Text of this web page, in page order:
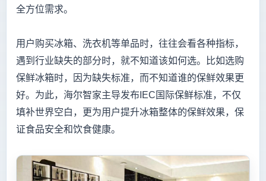
全方位需求。
用户购买冰箱、洗衣机等单品时，往往会看各种指标，
遇到行业缺失的部分时，就不知道该如何选。比如选购
保鲜冰箱时，因为缺失标准，而不知道谁的保鲜效果更
好。为此，海尔智家主导发布IEC国际保鲜标准，不仅
填补世界空白，更为用户提升冰箱整体的保鲜效果，保
证食品安全和饮食健康。